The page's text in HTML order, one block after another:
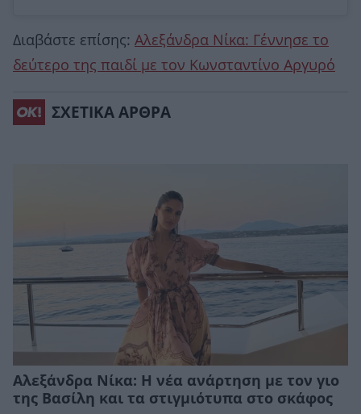
Διαβάστε επίσης: Αλεξάνδρα Νίκα: Γέννησε το
δεύτερο της παιδί με τον Κωνσταντίνο Αργυρό
ΣΧΕΤΙΚΑ ΑΡΘΡΑ
Αλεξάνδρα Νίκα: Η νέα ανάρτηση με τον γιο
της Βασίλη και τα στιγμιότυπα στο σκάφος